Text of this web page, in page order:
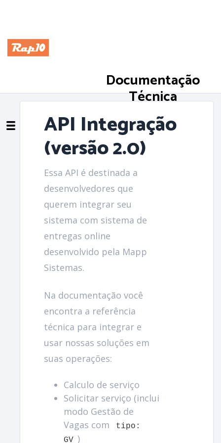
Documentação
Técnica
API Integração
(versão 2.0)
Essa API é destinada a
desenvolvedores que
querem integrar seu
sistema com sistema de
entregas online
desenvolvido pela Mapp
Sistemas.
Na documentação você
encontra a referência
técnica para integrar e
usar nossas soluções em
suas operações:
Calculo de serviço
Solicitar serviço (inclui
modo Gestão de
Vagas com
tipo:
GV )